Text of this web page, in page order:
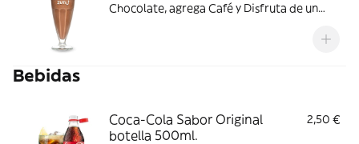
Chocolate, agrega Café y Disfruta de un
Bebidas
Coca-Cola Sabor Original
botella 500ml.
2,50 €